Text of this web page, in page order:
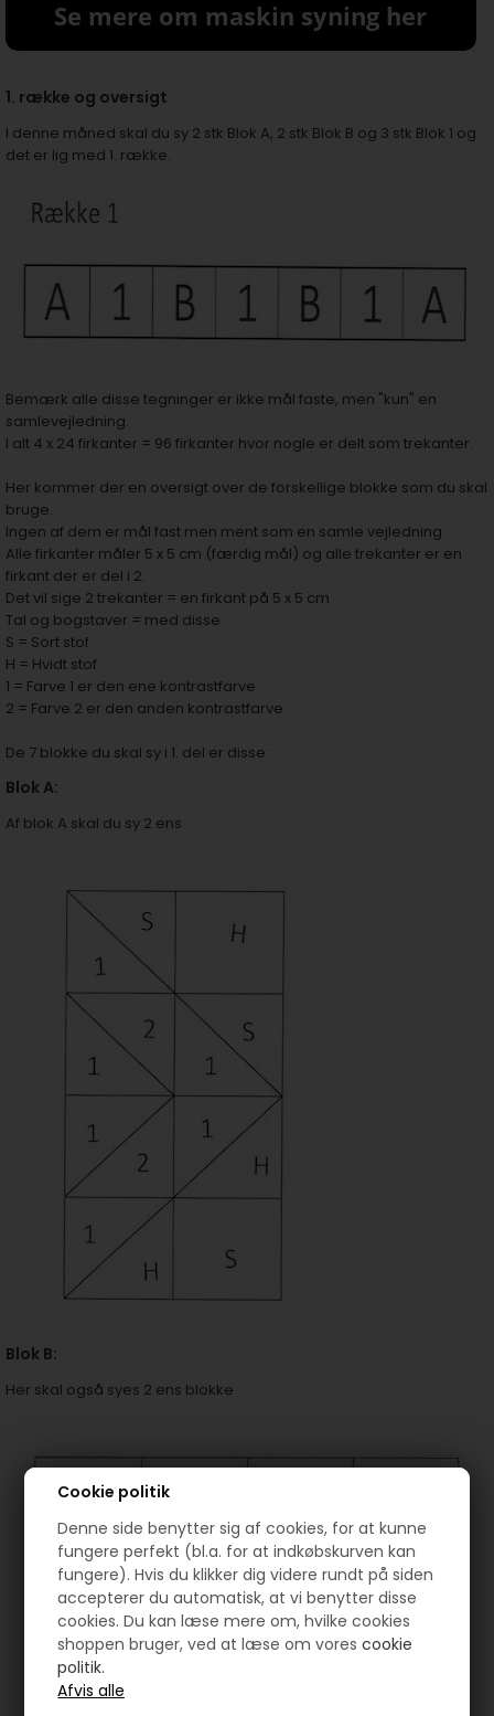
Cookie politik
Denne side benytter sig af cookies, for at kunne
fungere perfekt (bl.a. for at indkøbskurven kan
fungere). Hvis du klikker dig videre rundt på siden
accepterer du automatisk, at vi benytter disse
cookies. Du kan læse mere om, hvilke cookies
shoppen bruger, ved at læse om vorescookie
politik.
1. række og oversigt
I denne måned skal du sy 2 stk Blok A, 2 stk Blok B og 3 stk Blok 1 og
det er lig med 1. række.
Bemærk alle disse tegninger er ikke mål faste, men "kun" en
samlevejledning.
I alt 4 x 24 firkanter = 96 firkanter hvor nogle er delt som trekanter.
Her kommer der en oversigt over de forskellige blokke som du skal
bruge.
Ingen af dem er mål fast men ment som en samle vejledning.
Alle firkanter måler 5 x 5 cm (færdig mål) og alle trekanter er en
firkant der er del i 2.
Det vil sige 2 trekanter = en firkant på 5 x 5 cm
Tal og bogstaver = med disse
S = Sort stof
H = Hvidt stof
1 = Farve 1 er den ene kontrastfarve
2 = Farve 2 er den anden kontrastfarve
De 7 blokke du skal sy i 1. del er disse:
Blok A:
Af blok A skal du sy 2 ens
Blok B:
Her skal også syes 2 ens blokke